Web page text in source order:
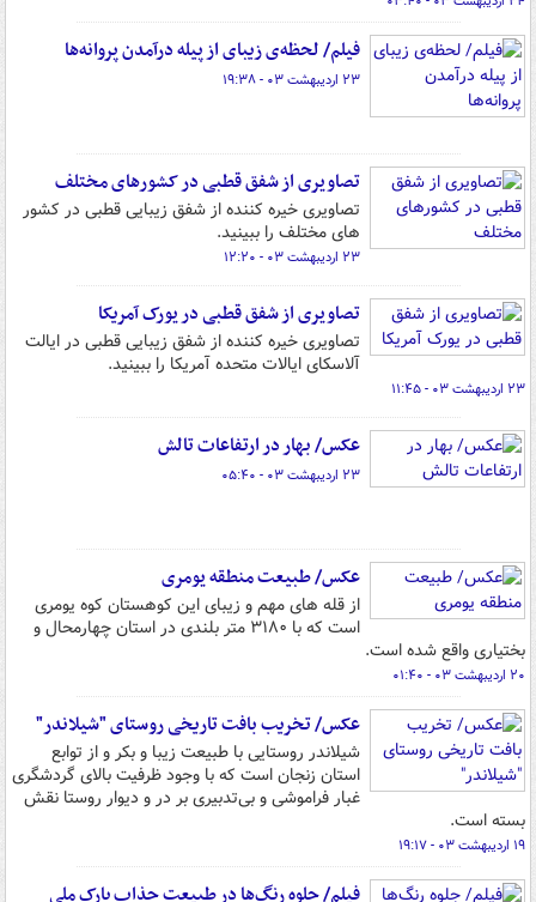
فیلم/ لحظه‌ی زیبای از پیله درآمدن پروانه‌ها
۲۳ اردیبهشت ۰۳ - ۱۹:۳۸
تصاویری از شفق قطبی در کشورهای مختلف
تصاویری خیره کننده از شفق زیبایی قطبی در کشور
های مختلف را ببینید.
۲۳ اردیبهشت ۰۳ - ۱۲:۲۰
تصاویری از شفق قطبی در یورک آمریکا
تصاویری خیره کننده از شفق زیبایی قطبی در ایالت
آلاسکای ایالات متحده آمریکا را ببینید.
۲۳ اردیبهشت ۰۳ - ۱۱:۴۵
عکس/ بهار در ارتفاعات تالش
۲۳ اردیبهشت ۰۳ - ۰۵:۴۰
عکس/ طبیعت منطقه یومری
از قله های مهم و زیبای این کوهستان کوه یومری
است که با ۳۱۸۰ متر بلندی در استان چهارمحال و
بختیاری واقع شده است.
۲۰ اردیبهشت ۰۳ - ۰۱:۴۰
عکس/ تخریب بافت تاریخی روستای "شیلاندر"
شیلاندر روستایی با طبیعت زیبا و بکر و از توابع
استان زنجان است که با وجود ظرفیت بالای گردشگری
غبار فراموشی و بی‌تدبیری بر در و دیوار روستا نقش
بسته است.
۱۹ اردیبهشت ۰۳ - ۱۹:۱۷
فیلم/ جلوه رنگ‌ها در طبیعت جذاب پارک ملی